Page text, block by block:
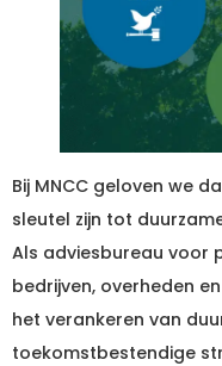
Bij MNCC geloven we
sleutel zijn tot
Als adviesbureau voor
bedrijven, overheden
het verankeren van
toekomstbestendige